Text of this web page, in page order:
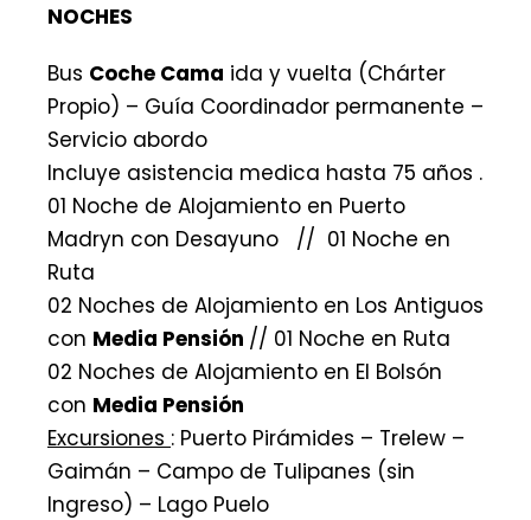
NOCHES
Bus Coche Cama ida y vuelta (Chárter
Propio) – Guía Coordinador permanente –
Servicio abordo
Incluye asistencia medica hasta 75 años .
01 Noche de Alojamiento en Puerto
Madryn con Desayuno // 01 Noche en
Ruta
02 Noches de Alojamiento en Los Antiguos
con Media Pensión // 01 Noche en Ruta
02 Noches de Alojamiento en El Bolsón
con Media Pensión
Excursiones : Puerto Pirámides – Trelew –
Gaimán – Campo de Tulipanes (sin
Ingreso) – Lago Puelo